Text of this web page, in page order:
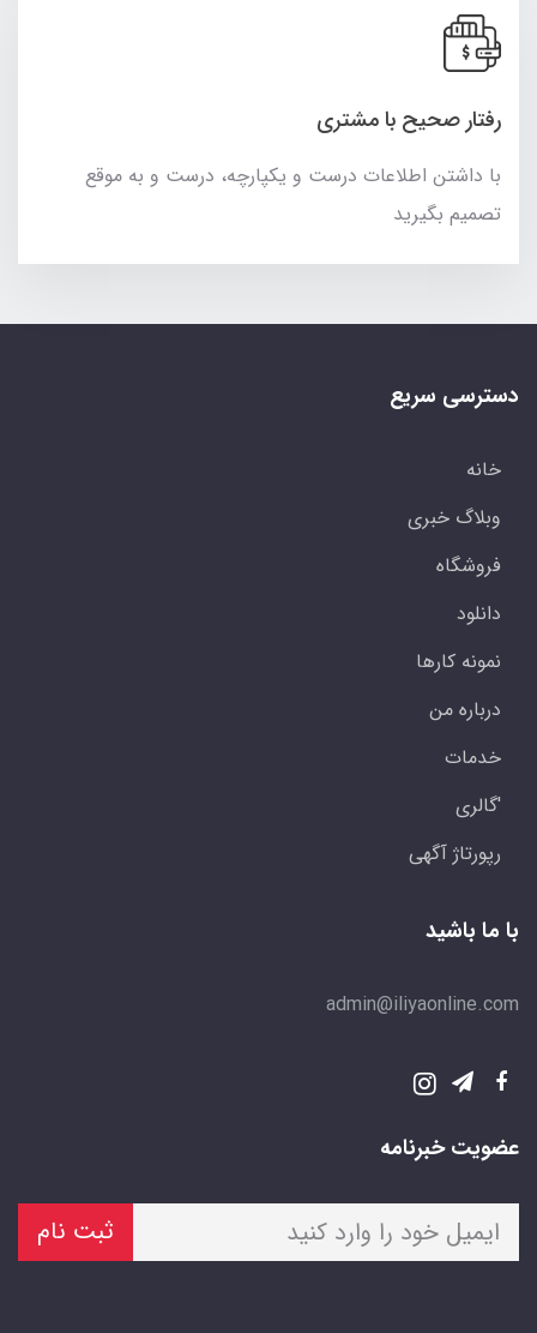
رفتار صحیح با مشتری
با داشتن اطلاعات درست و یکپارچه، درست و به موقع
تصمیم بگیرید
دسترسی سریع
خانه
وبلاگ خبری
فروشگاه
دانلود
نمونه کارها
درباره من
خدمات
'گالری
رپورتاژ آگهی
با ما باشید
admin@iliyaonline.com
عضویت خبرنامه
ثبت نام